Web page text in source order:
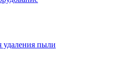
удаления пыли